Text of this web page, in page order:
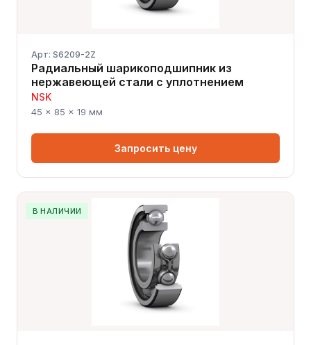
Арт: S6209-2Z
Радиальный шарикоподшипник из
нержавеющей стали с уплотнением
NSK
45 × 85 × 19 мм
Запросить цену
В НАЛИЧИИ